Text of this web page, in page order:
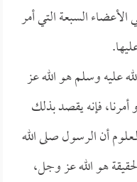
السبعة التي أمر
عليه وسلم هو الله عز
فإنه يقصد بذلك
أن الرسول صلى الله
هو الله عز وجل،